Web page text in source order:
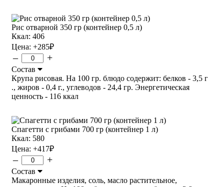
Рис отварной 350 гр (контейнер 0,5 л)
Ккал: 406
Цена: +285₽
– +
Состав
Крупа рисовая. На 100 гр. блюдо содержит: белков - 3,5 г
., жиров - 0,4 г., углеводов - 24,4 гр. Энергетическая
ценность - 116 ккал
Спагетти с грибами 700 гр (контейнер 1 л)
Ккал: 580
Цена: +417₽
– +
Состав
Макаронные изделия, соль, масло растительное,